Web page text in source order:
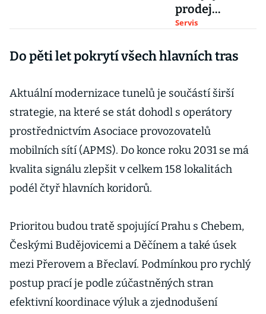
prodej
Jízdenky na
dnů
cestování
vyjde na 695
korun
Servis
Do pěti let pokrytí všech hlavních tras
Aktuální modernizace tunelů je součástí širší
strategie, na které se stát dohodl s operátory
prostřednictvím Asociace provozovatelů
mobilních sítí (APMS). Do konce roku 2031 se má
kvalita signálu zlepšit v celkem 158 lokalitách
podél čtyř hlavních koridorů.
Prioritou budou tratě spojující Prahu s Chebem,
Českými Budějovicemi a Děčínem a také úsek
mezi Přerovem a Břeclaví. Podmínkou pro rychlý
postup prací je podle zúčastněných stran
efektivní koordinace výluk a zjednodušení